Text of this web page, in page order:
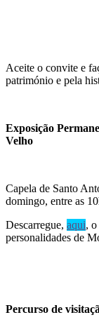
Aceite o convite e
património e pela
Exposição
Velho
Capela de Santo
domingo, entre as
Descarregue, aqui,
personalidades de
Percurso de